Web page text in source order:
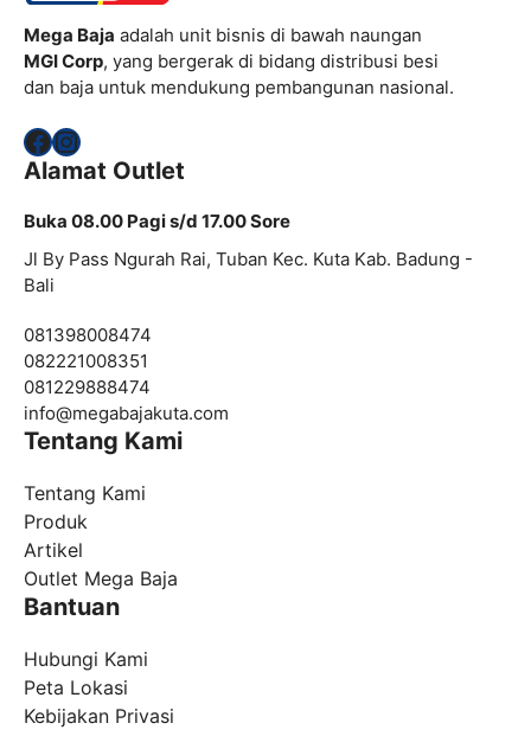
Mega Baja adalah unit bisnis di bawah naungan
MGI Corp, yang bergerak di bidang distribusi besi
dan baja untuk mendukung pembangunan nasional.
Facebook
Instagram
Alamat Outlet
Buka 08.00 Pagi s/d 17.00 Sore
Jl By Pass Ngurah Rai, Tuban Kec. Kuta Kab. Badung -
Bali
081398008474
082221008351
081229888474
info@megabajakuta.com
Tentang Kami
Tentang Kami
Produk
Artikel
Outlet Mega Baja
Bantuan
Hubungi Kami
Peta Lokasi
Kebijakan Privasi